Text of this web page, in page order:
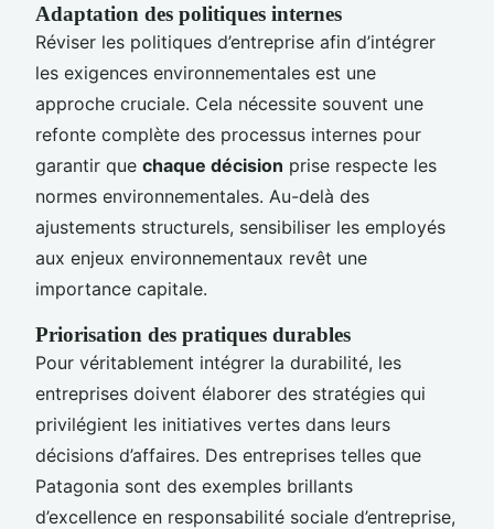
Adaptation des politiques internes
Réviser les politiques d’entreprise afin d’intégrer
les exigences environnementales est une
approche cruciale. Cela nécessite souvent une
refonte complète des processus internes pour
garantir que chaque décision prise respecte les
normes environnementales. Au-delà des
ajustements structurels, sensibiliser les employés
aux enjeux environnementaux revêt une
importance capitale.
Priorisation des pratiques durables
Pour véritablement intégrer la durabilité, les
entreprises doivent élaborer des stratégies qui
privilégient les initiatives vertes dans leurs
décisions d’affaires. Des entreprises telles que
Patagonia sont des exemples brillants
d’excellence en responsabilité sociale d’entreprise,